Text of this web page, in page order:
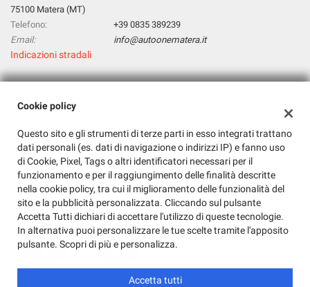
75100 Matera (MT)
Telefono:
+39 0835 389239
Email:
info@autoonematera.it
Indicazioni stradali
Dati fiscali:
Via La Martella, 165, Matera (MT)
C.F/P.IVA:01143030771
Registro delle imprese:MT
Cookie policy
Questo sito e gli strumenti di terze parti in esso integrati trattano
dati personali (es. dati di navigazione o indirizzi IP) e fanno uso
di Cookie, Pixel, Tags o altri identificatori necessari per il
funzionamento e per il raggiungimento delle finalità descritte
nella cookie policy, tra cui il miglioramento delle funzionalità del
sito e la pubblicità personalizzata. Cliccando sul pulsante
Accetta Tutti dichiari di accettare l'utilizzo di queste tecnologie.
In alternativa puoi personalizzare le tue scelte tramite l'apposito
pulsante. Scopri di più e personalizza.
Accetta tutti